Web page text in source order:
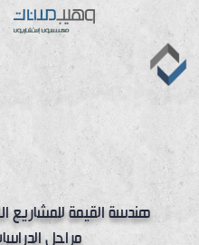
هندسة القيمة للمشاريع
مراحل